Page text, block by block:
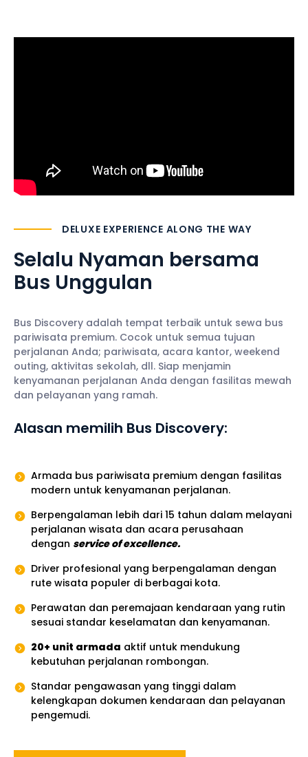
DELUXE EXPERIENCE ALONG THE WAY
Selalu Nyaman bersama
Bus Unggulan
Bus Discovery adalah tempat terbaik untuk sewa bus
pariwisata premium. Cocok untuk semua tujuan
perjalanan Anda; pariwisata, acara kantor, weekend
outing, aktivitas sekolah, dll. Siap menjamin
kenyamanan perjalanan Anda dengan fasilitas mewah
dan pelayanan yang ramah.
Alasan memilih Bus Discovery:
Armada bus pariwisata premium dengan fasilitas
modern untuk kenyamanan perjalanan.
Berpengalaman lebih dari 15 tahun dalam melayani
perjalanan wisata dan acara perusahaan
dengan service of excellence.
Driver profesional yang berpengalaman dengan
rute wisata populer di berbagai kota.
Perawatan dan peremajaan kendaraan yang rutin
sesuai standar keselamatan dan kenyamanan.
20+ unit armada aktif untuk mendukung
kebutuhan perjalanan rombongan.
Standar pengawasan yang tinggi dalam
kelengkapan dokumen kendaraan dan pelayanan
pengemudi.